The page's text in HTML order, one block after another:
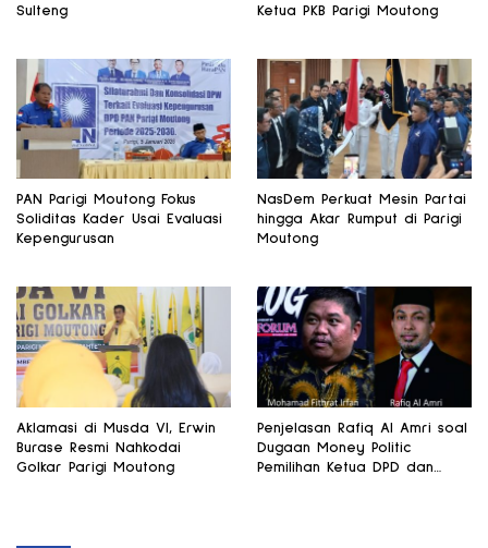
Sulteng
Ketua PKB Parigi Moutong
PAN Parigi Moutong Fokus
Soliditas Kader Usai Evaluasi
Kepengurusan
NasDem Perkuat Mesin Partai
hingga Akar Rumput di Parigi
Moutong
Aklamasi di Musda VI, Erwin
Burase Resmi Nahkodai
Golkar Parigi Moutong
Penjelasan Rafiq Al Amri soal
Dugaan Money Politic
Pemilihan Ketua DPD dan